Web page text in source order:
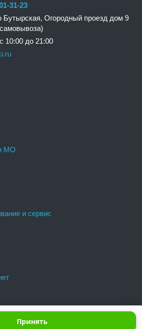
31-23
Огородный проезд дом 9
10:00 до 21:00
МО
и сервис
Принять